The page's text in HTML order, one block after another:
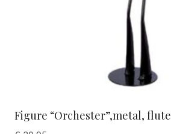
Figure “Orchester”,metal, flute